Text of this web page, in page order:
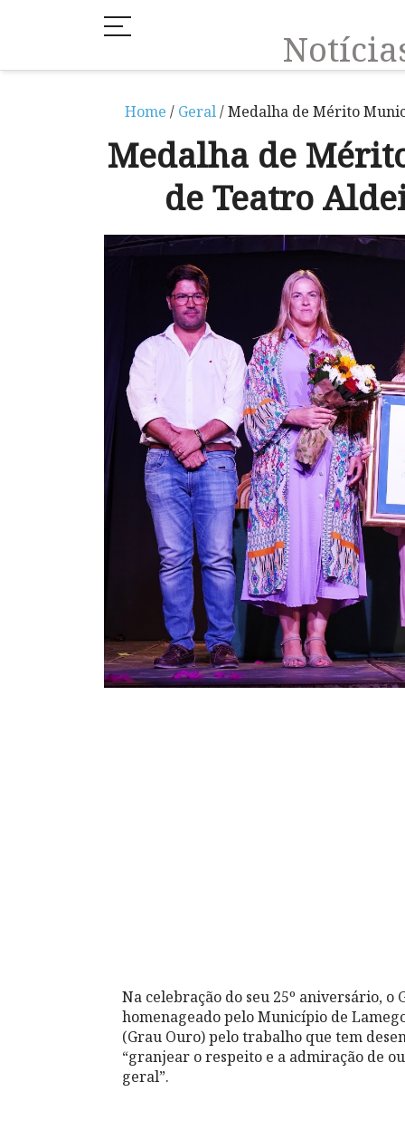
Home / Geral/ Medalha de Mérito
Medalha de
de Teatro
Na celebração do seu 25º aniversário,
homenageado pelo Município de
(Grau Ouro) pelo trabalho que tem
“granjear o respeito e a admiração de
geral”.